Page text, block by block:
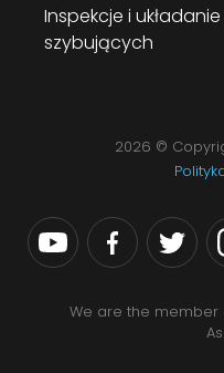
Inspekcje i
szybujących
2026 ©
We are the member